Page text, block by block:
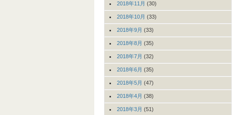
2018年11月 (30)
2018年10月 (33)
2018年9月 (33)
2018年8月 (35)
2018年7月 (32)
2018年6月 (35)
2018年5月 (47)
2018年4月 (38)
2018年3月 (51)